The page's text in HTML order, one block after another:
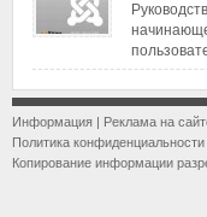
Информация | Реклама на
Политика конфиденциальности
Копирование информации